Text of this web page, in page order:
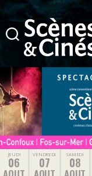
&
Cinés
JEUDI
06 VENDREDI
07 SAMEDI
08